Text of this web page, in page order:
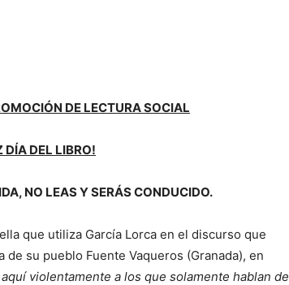
DE LECTURA SOCIAL
DÍA DEL LIBRO!
NO LEAS Y SERÁS CONDUCIDO.
que utiliza García Lorca en el discurso que
su pueblo Fuente Vaqueros (Granada), en
violentamente a los que solamente hablan de